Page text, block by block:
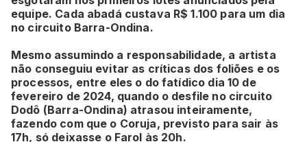
equipe. Cada abadá custava R$ 1.100 para um dia
no circuito Barra-Ondina.
Mesmo assumindo a responsabilidade, a artista
não conseguiu evitar as críticas dos foliões e os
processos, entre eles o do fatídico dia 10 de
fevereiro de 2024, quando o desfile no circuito
Dodô (Barra-Ondina) atrasou inteiramente,
fazendo com que o Coruja, previsto para sair às
17h, só deixasse o Farol às 20h.